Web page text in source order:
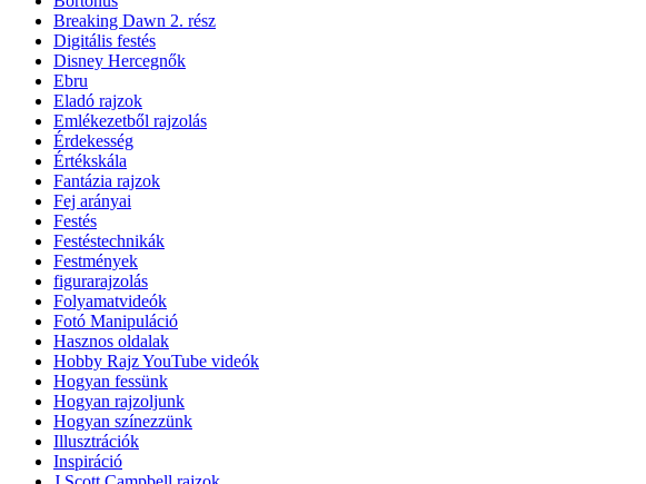
Breaking Dawn 2. rész
Digitális festés
Disney Hercegnők
Ebru
Eladó rajzok
Emlékezetből rajzolás
Érdekesség
Értékskála
Fantázia rajzok
Fej arányai
Festés
Festéstechnikák
Festmények
figurarajzolás
Folyamatvideók
Fotó Manipuláció
Hasznos oldalak
Hobby Rajz YouTube videók
Hogyan fessünk
Hogyan rajzoljunk
Hogyan színezzünk
Illusztrációk
Inspiráció